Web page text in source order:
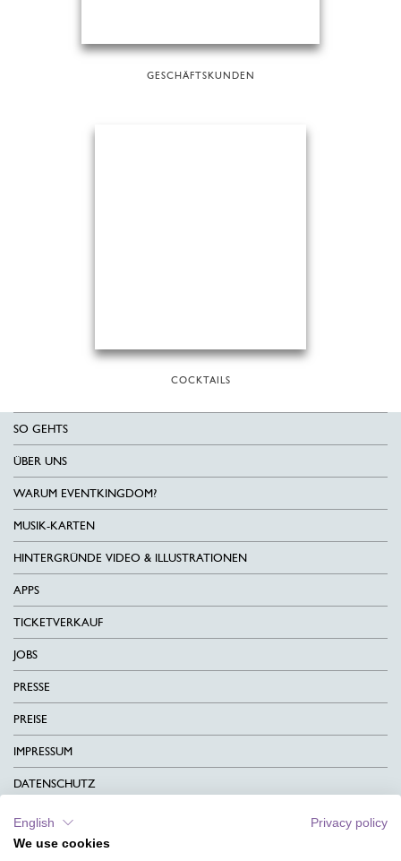
GESCHÄFTSKUNDEN
COCKTAILS
SO GEHTS
ÜBER UNS
WARUM EVENTKINGDOM?
MUSIK-KARTEN
HINTERGRÜNDE VIDEO & ILLUSTRATIONEN
APPS
TICKETVERKAUF
JOBS
PRESSE
PREISE
IMPRESSUM
DATENSCHUTZ
KONTAKT
AGB
English
Privacy policy
We use cookies